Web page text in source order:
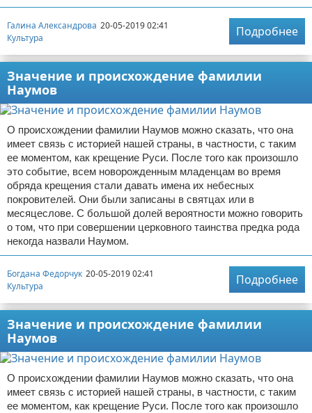
Галина Александрова 20-05-2019 02:41
Культура
Подробнее
Значение и происхождение фамилии
Наумов
О происхождении фамилии Наумов можно сказать, что она
имеет связь с историей нашей страны, в частности, с таким
ее моментом, как крещение Руси. После того как произошло
это событие, всем новорожденным младенцам во время
обряда крещения стали давать имена их небесных
покровителей. Они были записаны в святцах или в
месяцеслове. С большой долей вероятности можно говорить
о том, что при совершении церковного таинства предка рода
некогда назвали Наумом.
Богдана Федорчук 20-05-2019 02:41
Культура
Подробнее
Значение и происхождение фамилии
Наумов
О происхождении фамилии Наумов можно сказать, что она
имеет связь с историей нашей страны, в частности, с таким
ее моментом, как крещение Руси. После того как произошло